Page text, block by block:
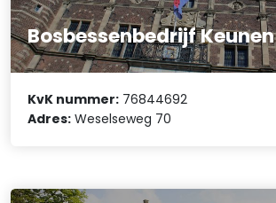
Bosbessenbedrijf Keunen
KvK nummer: 76844692
Adres: Weselseweg 70